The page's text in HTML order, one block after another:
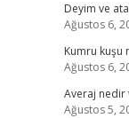
Deyim ve
Ağustos 6,
Kumru kuşu
Ağustos 6,
Averaj nedir
Ağustos 5,